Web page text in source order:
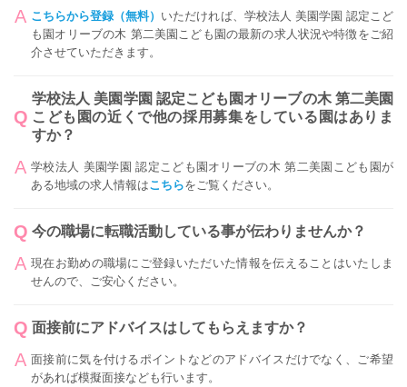
こちらから登録（無料） いただければ、学校法人 美園学園 認定こど
も園オリーブの木 第二美園こども園の最新の求人状況や特徴をご紹
介させていただきます。
学校法人 美園学園 認定こども園オリーブの木 第二美園
こども園の近くで他の採用募集をしている園はありま
すか？
学校法人 美園学園 認定こども園オリーブの木 第二美園こども園が
ある地域の求人情報はこちらをご覧ください。
今の職場に転職活動している事が伝わりませんか？
現在お勤めの職場にご登録いただいた情報を伝えることはいたしま
せんので、ご安心ください。
面接前にアドバイスはしてもらえますか？
面接前に気を付けるポイントなどのアドバイスだけでなく、ご希望
があれば模擬面接なども行います。